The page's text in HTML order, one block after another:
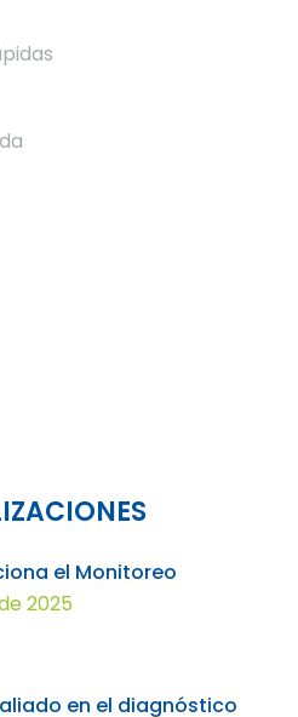
el Monitoreo
2025
aliado en el diagnóstico